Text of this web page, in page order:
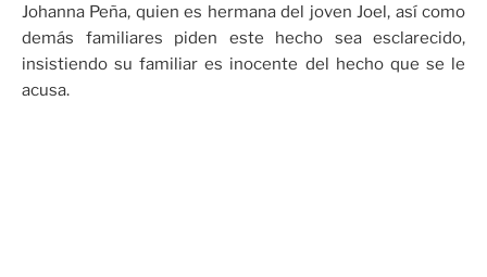
Johanna Peña, quien es hermana del joven Joel, así como
demás familiares piden este hecho sea esclarecido,
insistiendo su familiar es inocente del hecho que se le
acusa.